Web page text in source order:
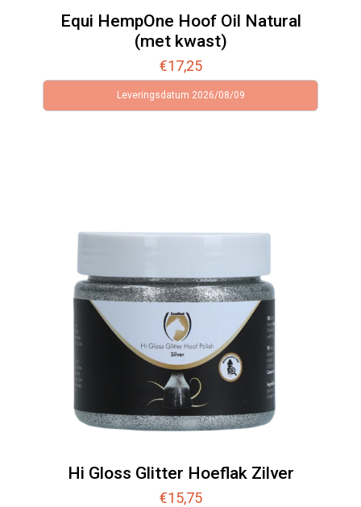
Equi HempOne Hoof Oil Natural
(met kwast)
€17,25
Leveringsdatum 2026/08/09
Hi Gloss Glitter Hoeflak Zilver
€15,75